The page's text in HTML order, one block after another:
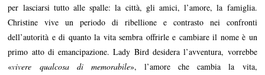
per lasciarsi tutto alle spalle: la città, gli amici, l’amore, la famiglia.
Christine vive un periodo di ribellione e contrasto nei confronti
dell’autorità e di quanto la vita sembra offrirle e cambiare il nome è un
primo atto di emancipazione. Lady Bird desidera l’avventura, vorrebbe
«vivere qualcosa di memorabile», l’amore che cambia la vita,